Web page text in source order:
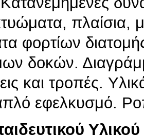
πλαίσια,
φορτίων
δοκών.
και τροπές.
εφελκυσμό.
Υλικού